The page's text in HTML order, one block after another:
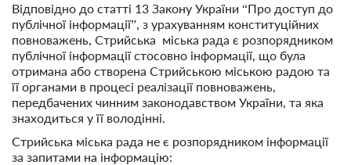
Відповідно до статті 13 Закону України “Про доступ до
публічної інформації”, з урахуванням конституційних
повноважень, Стрийська міська рада є розпорядником
публічної інформації стосовно інформації, що була
отримана або створена Стрийською міською радою та
її органами в процесі реалізації повноважень,
передбачених чинним законодавством України, та яка
знаходиться у її володінні.
Стрийська міська рада не є розпорядником інформації
за запитами на інформацію: